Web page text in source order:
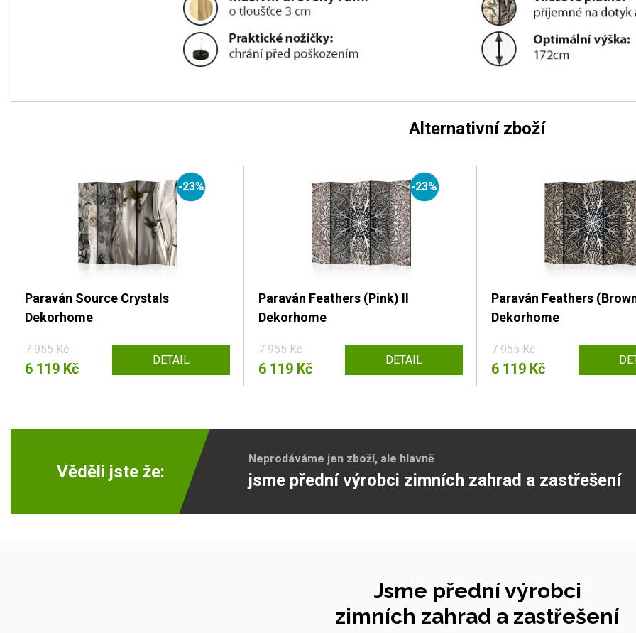
Alternativní zboží
-23%
Paraván Source Crystals
Dekorhome
7 955 Kč
6 119 Kč DETAIL
-23%
Paraván Feathers (Pink) II
Dekorhome
7 955 Kč
6 119 Kč DETAIL
Paraván Feathers
Dekorhome
7 955 Kč
6 119 Kč
Věděli jste že:
Neprodáváme jen zboží, ale hlavně
jsme přední výrobci zimních zahrad a zastřešení
Jsme přední výrobci
zimních zahrad a zastřešení